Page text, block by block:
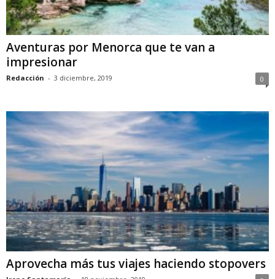
Aventuras por Menorca que te van a
impresionar
Redacción - 3 diciembre, 2019 0
Aprovecha más tus viajes haciendo stopovers